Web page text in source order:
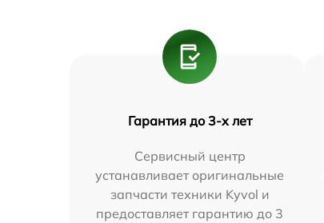
Гарантия до 3-х лет
Сервисный центр
устанавливает оригинальные
запчасти техники Kyvol и
предоставляет гарантию до 3